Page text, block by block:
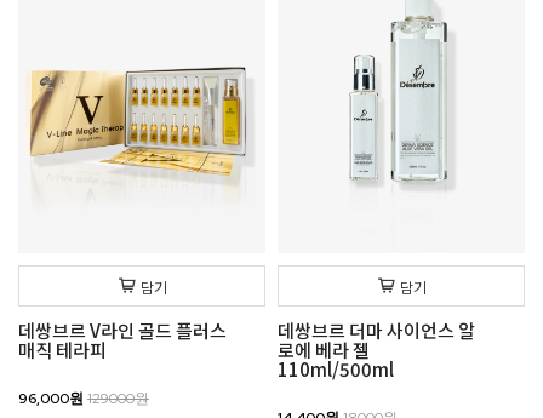
담기
데쌍브르 V라인 골드 플러스
매직 테라피
96,000원 129000원
담기
데쌍브르 더마 사이언스 알
로에 베라 젤
110ml/500ml